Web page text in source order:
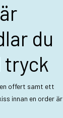
du
tryck
offert samt ett
innan en order är